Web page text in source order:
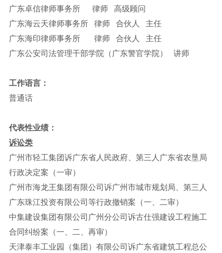
广东卓信律师事务所 律师 高级顾问
广东海云天律师事务所 律师 合伙人 主任
广东海印律师事务所 律师 合伙人 主任
广东公安司法管理干部学院（广东警官学院） 讲师
工作语言：
普通话
代表性业绩：
诉讼类
广州市轻工集团诉广东省人民政府、第三人广东省农垦局
行政决定案（一审）
广州市海龙王集团有限公司诉广州市城市规划局、第三人
广东珠江投资有限公司等行政撤销案（一、二审）
中集建设集团有限公司广州分公司诉古仕强建设工程施工
合同纠纷案（一、二、再审）
天津泰丰工业园（集团）有限公司诉广东省建筑工程总公